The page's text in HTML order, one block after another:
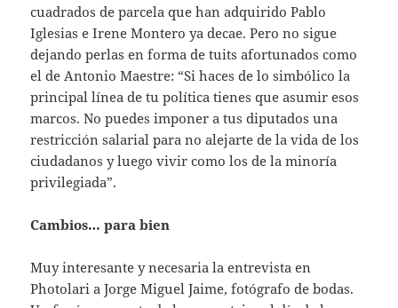
cuadrados de parcela que han adquirido Pablo
Iglesias e Irene Montero ya decae. Pero no sigue
dejando perlas en forma de tuits afortunados como
el de Antonio Maestre: “Si haces de lo simbólico la
principal línea de tu política tienes que asumir esos
marcos. No puedes imponer a tus diputados una
restricción salarial para no alejarte de la vida de los
ciudadanos y luego vivir como los de la minoría
privilegiada”.
Cambios… para bien
Muy interesante y necesaria la entrevista en
Photolari a Jorge Miguel Jaime, fotógrafo de bodas.